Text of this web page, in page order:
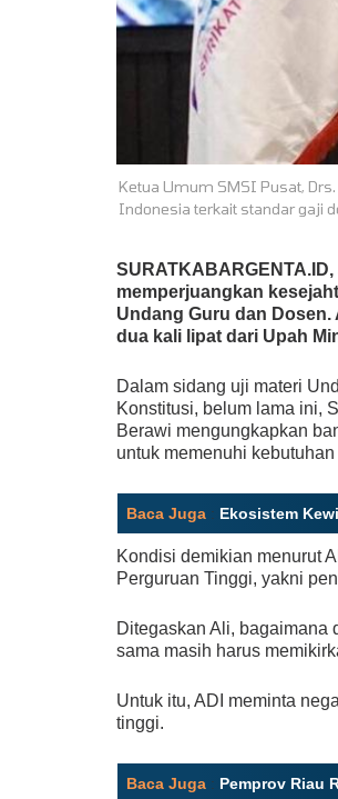
Ketua Umum SMSI Pusat,
Indonesia terkait standar gaji
memperjuangkan
Undang Guru dan
dua kali lipat dari Upah
Dalam sidang uji materi
Konstitusi, belum lama ini,
Berawi mengungkapkan
untuk memenuhi
Baca Juga : Ekosistem
Kondisi demikian menurut
Perguruan Tinggi, yakni
Ditegaskan Ali, bagaimana
sama masih harus
Untuk itu, ADI meminta
tinggi.
Baca Juga : Pemprov Riau